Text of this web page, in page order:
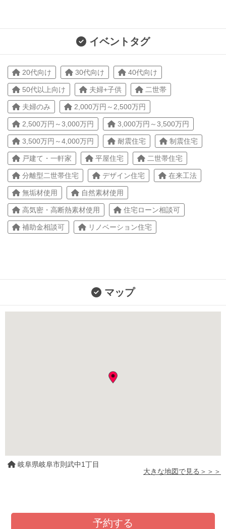
イベントタグ
20代向け 30代向け 40代向け
50代以上向け 夫婦+子供 二世帯
夫婦のみ 2,000万円～2,500万円
2,500万円～3,000万円 3,000万円～3,500万円
3,500万円～4,000万円 耐震住宅 制震住宅
戸建て・一軒家 平屋住宅 二世帯住宅
分離型二世帯住宅 デザイン住宅 在来工法
無垢材使用 自然素材使用
高気密・高断熱素材使用 住宅ローン相談可
補助金相談可 リノベーション住宅
マップ
岐阜県岐阜市則武中1丁目
大きな地図で見る＞＞＞
予約する